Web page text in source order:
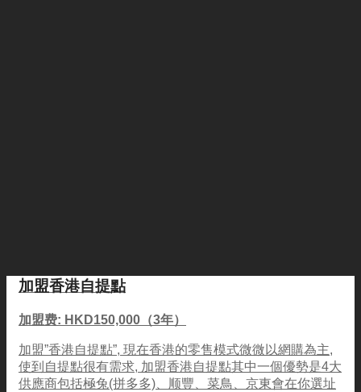
加盟香港自提點
加盟费: HKD150,000（3年）
加盟”香港自提點”, 現在香港的零售模式微微以網購為主,
使到自提點很有需求, 加盟香港自提點其中一個優勢是4大
供應商包括極兔(拼多多)、顺豐、菜鳥、京東會在你選址